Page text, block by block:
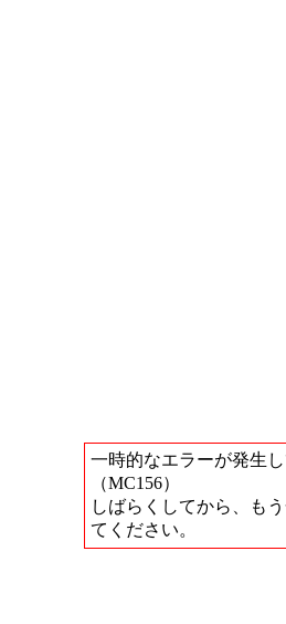
一時的なエラーが発生し
（MC156）
しばらくしてから、も
てください。